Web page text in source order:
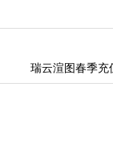
瑞云渲图春季充